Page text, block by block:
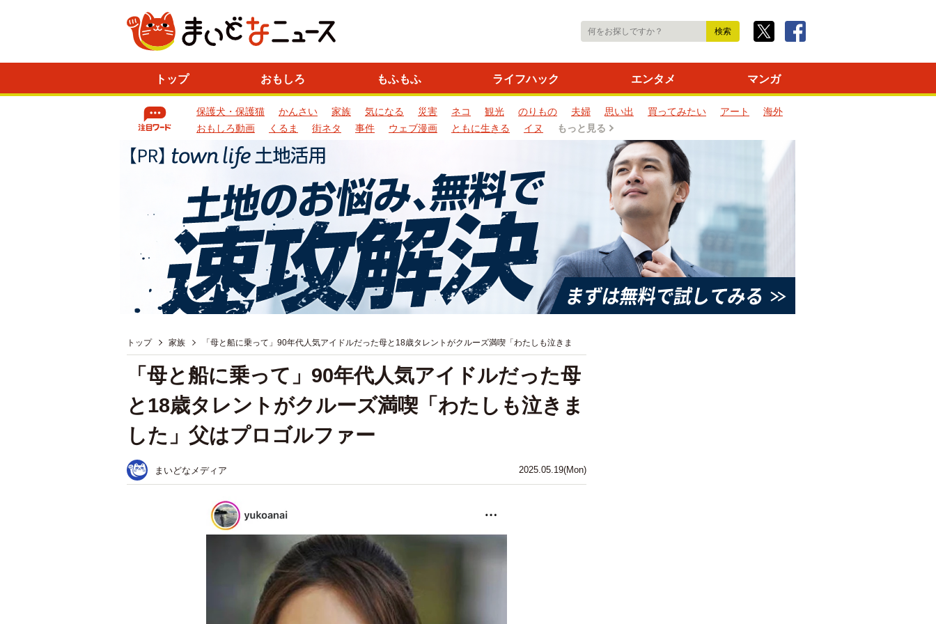
トップ おもしろ もふもふ ライフハック エンタメ マンガ
保護犬・保護猫 かんさい 家族 気になる 災害 ネコ 観光 のりもの 夫婦 思い出 買ってみたい アート
海外
おもしろ動画
くるま 街ネタ 事件 ウェブ漫画 ともに生きる イヌ もっと見る
トップ 家族 「母と船に乗って」90年代人気アイドルだった母と18歳タレントがクルーズ満喫「わたしも泣きま
2025.05.19(Mon)
「母と船に乗って」90年代人気アイドルだった母
と18歳タレントがクルーズ満喫「わたしも泣きま
した」父はプロゴルファー
まいどなメディア